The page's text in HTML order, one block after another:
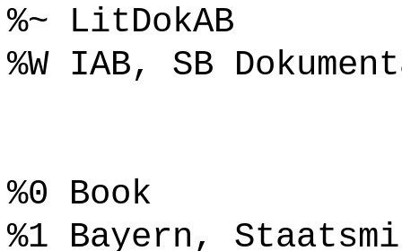
%~ LitDokAB
%W IAB, SB
%0 Book
%1 Bayern,